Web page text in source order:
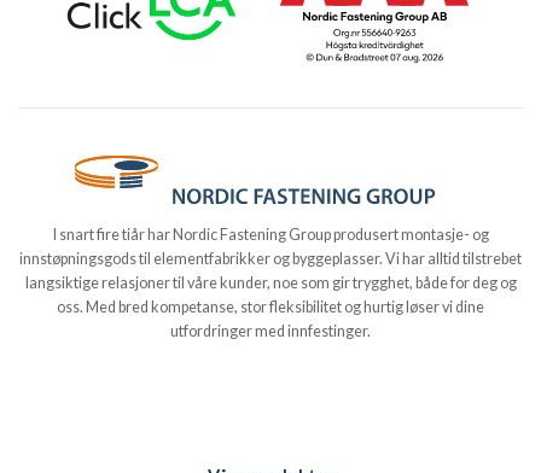
I snart fire tiår har Nordic Fastening Group produsert montasje- og
innstøpningsgods til elementfabrikker og byggeplasser. Vi har alltid tilstrebet
langsiktige relasjoner til våre kunder, noe som gir trygghet, både for deg og
oss. Med bred kompetanse, stor fleksibilitet og hurtig løser vi dine
utfordringer med innfestinger.